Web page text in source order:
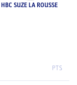
HBC SUZE LA ROUSSE
PTS